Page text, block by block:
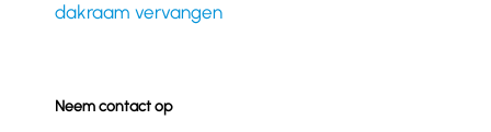
dakraam vervangen
Neem contact op